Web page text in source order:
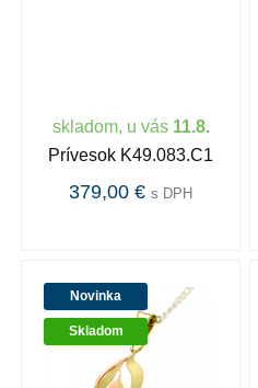
skladom, u vás 11.8.
Prívesok K49.083.C1
379,00 € s DPH
Novinka
Skladom